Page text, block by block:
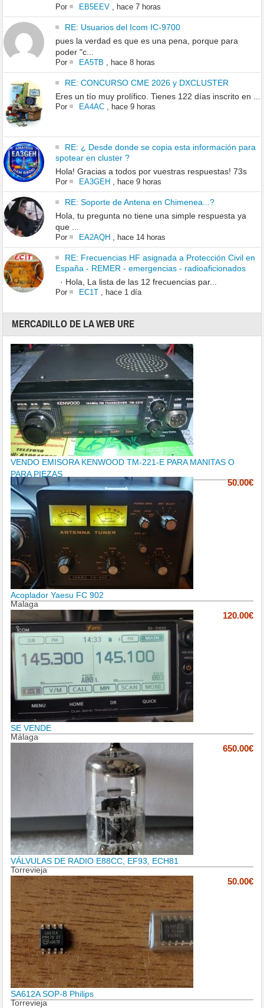
Por EB5EEV, hace 7 horas
RE: Usuarios del Icom IC-9700
pues la verdad es que es una pena, porque para
poder "c...
Por EA5TB hace 8 horas
RE: CONCURSO CME 2026 y DXCLUSTER
Eres un tío muy prolífico. Tienes 122 días inscrito en ...
Por EA4AC, hace 9 horas
RE: ¿ Desde donde se copia esta información para
spotear en cluster ?
Hola! Gracias a todos por vuestras respuestas! 73s
Por EA3GEH, hace 9 horas
RE: Soporte de Antena en Chimenea...?
Hola, tu pregunta no tiene una simple respuesta ya
que ...
Por EA2AQH, hace 14 horas
RE: Frecuencias HF asignada a Protección Civil en
España - REMER - emergencias - radioaficionados
· Hola, La lista de las 12 frecuencias par...
Por EC1T, hace 1 día
MERCADILLO DE LA WEB URE
VENDO EMISORA KENWOOD TM-221-E PARA MANITAS O
PARA PIEZAS
50.00€
Acoplador Yaesu FC 902
Malaga
120.00€
SE VENDE
Málaga
650.00€
VÁLVULAS DE RADIO E88CC, EF93, ECH81
Torrevieja
50.00€
SA612A SOP-8 Philips
Torrevieja